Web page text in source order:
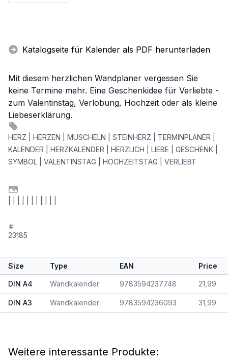
Katalogseite für Kalender als PDF herunterladen
Mit diesem herzlichen Wandplaner vergessen Sie
keine Termine mehr. Eine Geschenkidee für Verliebte -
zum Valentinstag, Verlobung, Hochzeit oder als kleine
Liebeserklärung.
HERZ | HERZEN | MUSCHELN | STEINHERZ | TERMINPLANER |
KALENDER | HERZKALENDER | HERZLICH | LIEBE | GESCHENK |
SYMBOL | VALENTINSTAG | HOCHZEITSTAG | VERLIEBT
23185
Size Type EAN Price
DIN A4 Wandkalender 9783594237748 21,99
DIN A3 Wandkalender 9783594236093 31,99
Weitere interessante Produkte: